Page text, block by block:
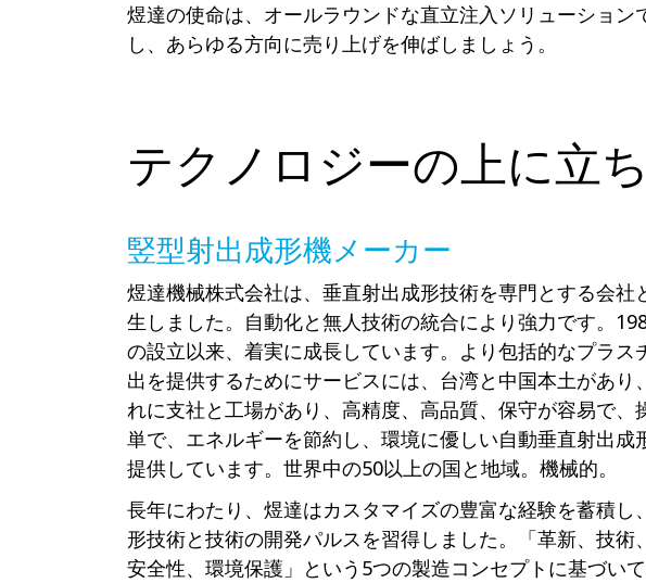
煜達の使命は、オールラウンドな直立注入ソリューショ
し、あらゆる方向に売り上げを伸ばしましょう。
テクノロジーの上に立
竪型射出成形機メーカー
煜達機械株式会社は、垂直射出成形技術を専門とする会社
生しました。自動化と無人技術の統合により強力です。
の設立以来、着実に成長しています。より包括的なプラス
出を提供するためにサービスには、台湾と中国本土があり
れに支社と工場があり、高精度、高品質、保守が容易で、
単で、エネルギーを節約し、環境に優しい自動垂直射出成
提供しています。世界中の50以上の国と地域。機械的。
長年にわたり、煜達はカスタマイズの豊富な経験を蓄積し
形技術と技術の開発パルスを習得しました。「革新、技術
安全性、環境保護」という5つの製造コンセプトに基づい